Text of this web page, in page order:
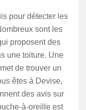
pour détecter les
sont les
proposent des
une toiture. Une
de trouver un
êtes à Devise,
des avis sur
à-oreille est